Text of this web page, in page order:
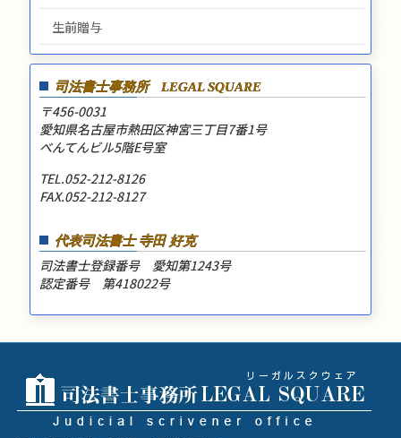
生前贈与
司法書士事務所 LEGAL SQUARE
〒456-0031
愛知県名古屋市熱田区神宮三丁目7番1号
べんてんビル5階E号室
TEL.052-212-8126
FAX.052-212-8127
代表司法書士 寺田 好克
司法書士登録番号 愛知第1243号
認定番号 第418022号